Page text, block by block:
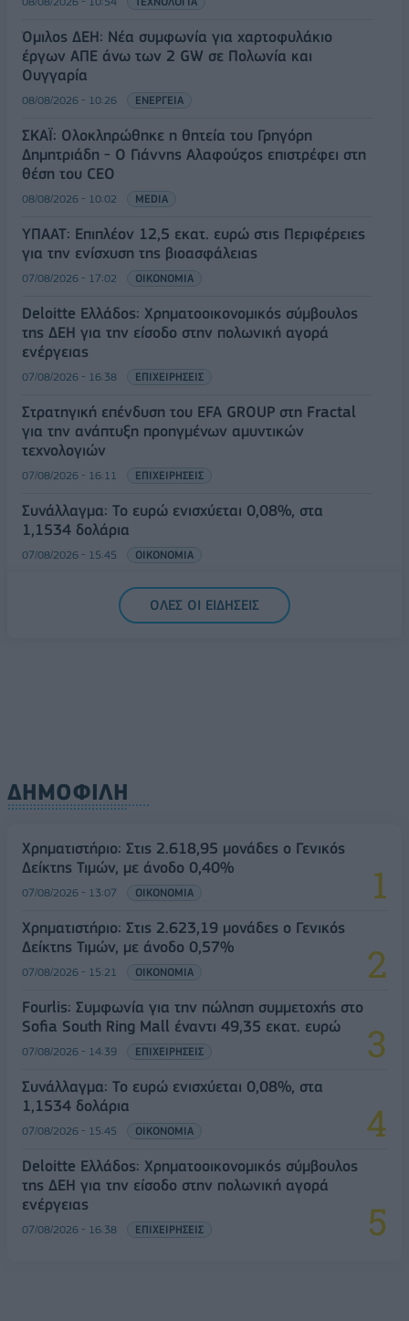
Όμιλος ΔΕΗ: Νέα συμφωνία για χαρτοφυλάκιο
έργων ΑΠΕ άνω των 2 GW σε Πολωνία και
Ουγγαρία
08/08/2026 - 10:26 ΕΝΕΡΓΕΙΑ
ΣΚΑΪ: Ολοκληρώθηκε η θητεία του Γρηγόρη
Δημητριάδη - Ο Γιάννης Αλαφούζος επιστρέφει στη
θέση του CEO
08/08/2026 - 10:02 MEDIA
ΥΠΑΑΤ: Επιπλέον 12,5 εκατ. ευρώ στις Περιφέρειες
για την ενίσχυση της βιοασφάλειας
07/08/2026 - 17:02 ΟΙΚΟΝΟΜΙΑ
Deloitte Ελλάδος: Χρηματοοικονομικός σύμβουλος
της ΔΕΗ για την είσοδο στην πολωνική αγορά
ενέργειας
07/08/2026 - 16:38 ΕΠΙΧΕΙΡΗΣΕΙΣ
Στρατηγική επένδυση του EFA GROUP στη Fractal
για την ανάπτυξη προηγμένων αμυντικών
τεχνολογιών
07/08/2026 - 16:11 ΕΠΙΧΕΙΡΗΣΕΙΣ
Συνάλλαγμα: Το ευρώ ενισχύεται 0,08%, στα
1,1534 δολάρια
07/08/2026 - 15:45 ΟΙΚΟΝΟΜΙΑ
Χρηματιστήριο: Στις 2.623,19 μονάδες ο Γενικός
Δείκτης Τιμών, με άνοδο 0,57%
ΟΛΕΣ ΟΙ ΕΙΔΗΣΕΙΣ
ΔΗΜΟΦΙΛΗ
Χρηματιστήριο: Στις 2.618,95 μονάδες ο Γενικός
Δείκτης Τιμών, με άνοδο 0,40%
07/08/2026 - 13:07 ΟΙΚΟΝΟΜΙΑ
Χρηματιστήριο: Στις 2.623,19 μονάδες ο Γενικός
Δείκτης Τιμών, με άνοδο 0,57%
07/08/2026 - 15:21 ΟΙΚΟΝΟΜΙΑ
Fourlis: Συμφωνία για την πώληση συμμετοχής στο
Sofia South Ring Mall έναντι 49,35 εκατ. ευρώ
07/08/2026 - 14:39 ΕΠΙΧΕΙΡΗΣΕΙΣ
Συνάλλαγμα: Το ευρώ ενισχύεται 0,08%, στα
1,1534 δολάρια
07/08/2026 - 15:45 ΟΙΚΟΝΟΜΙΑ
Deloitte Ελλάδος: Χρηματοοικονομικός σύμβουλος
της ΔΕΗ για την είσοδο στην πολωνική αγορά
ενέργειας
07/08/2026 - 16:38 ΕΠΙΧΕΙΡΗΣΕΙΣ